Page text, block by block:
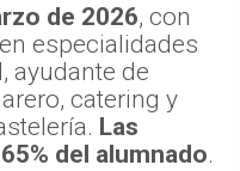
de 2026, con
en especialidades
ayudante de
catering y
Las
del alumnado.